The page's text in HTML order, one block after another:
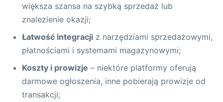
większa szansa na szybką sprzedaż lub
znalezienie okazji;
Łatwość integracji z narzędziami sprzedażowymi,
płatnościami i systemami magazynowymi;
Koszty i prowizje – niektóre platformy oferują
darmowe ogłoszenia, inne pobierają prowizje od
transakcji;